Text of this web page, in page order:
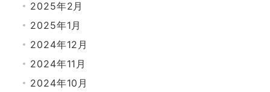
2025年2月
2025年1月
2024年12月
2024年11月
2024年10月